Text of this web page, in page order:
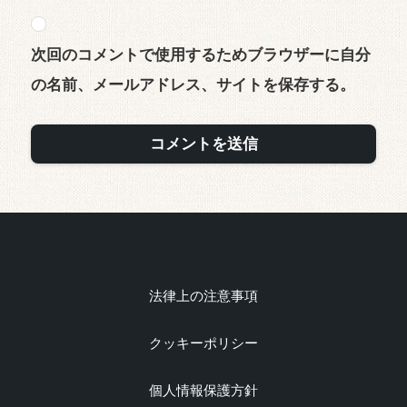
次回のコメントで使用するためブラウザーに自分
の名前、メールアドレス、サイトを保存する。
法律上の注意事項
クッキーポリシー
個人情報保護方針